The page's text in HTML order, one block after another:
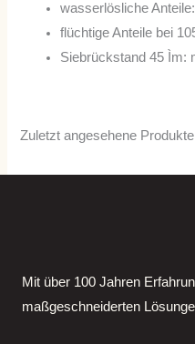
wasserlösliche
flüchtige Anteile bei
Siebrückstand 45 Ìm:
Zuletzt angesehene Produkte
Mit über 100 Jahren
maßgeschneiderten